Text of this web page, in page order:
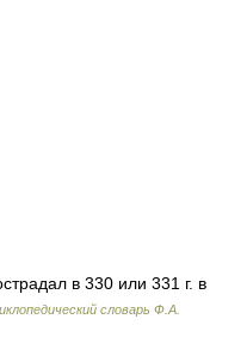
в 330 или 331 г. в
словарь Ф.А.